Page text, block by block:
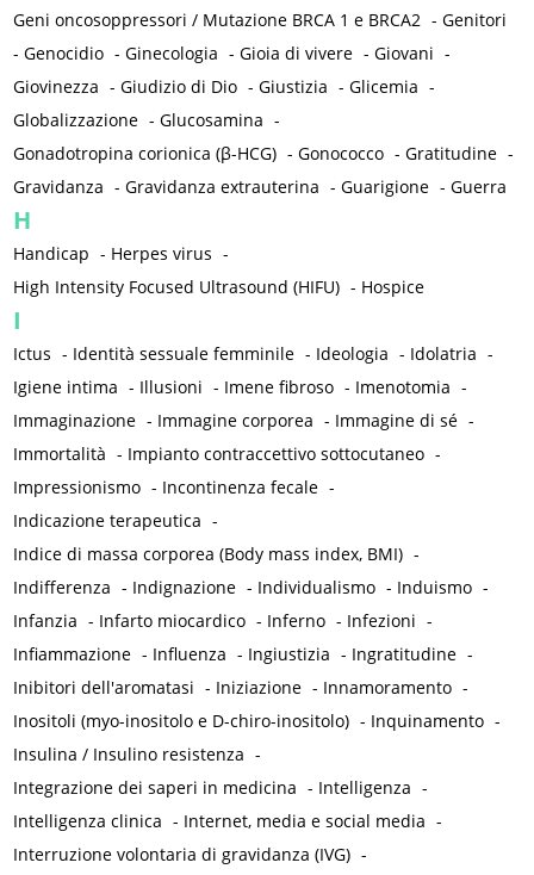
Geni oncosoppressori / Mutazione BRCA 1 e BRCA2 -Genitori
-Genocidio -Ginecologia -Gioia di vivere -Giovani -
Giovinezza -Giudizio di Dio -Giustizia -Glicemia -
Globalizzazione -Glucosamina -
Gonadotropina corionica (β-HCG) -Gonococco -Gratitudine -
Gravidanza -Gravidanza extrauterina -Guarigione -Guerra
H
Handicap - Herpes virus -
High Intensity Focused Ultrasound (HIFU) - Hospice
I
Ictus - Identità sessuale femminile - Ideologia - Idolatria -
Igiene intima - Illusioni - Imene fibroso - Imenotomia -
Immaginazione - Immagine corporea - Immagine di sé -
Immortalità - Impianto contraccettivo sottocutaneo -
Impressionismo - Incontinenza fecale -
Indicazione terapeutica -
Indice di massa corporea (Body mass index, BMI) -
Indifferenza - Indignazione - Individualismo - Induismo -
Infanzia - Infarto miocardico - Inferno - Infezioni -
Infiammazione - Influenza - Ingiustizia - Ingratitudine -
Inibitori dell'aromatasi - Iniziazione - Innamoramento -
Inositoli (myo-inositolo e D-chiro-inositolo) - Inquinamento -
Insulina / Insulino resistenza -
Integrazione dei saperi in medicina - Intelligenza -
Intelligenza clinica - Internet, media e social media -
Interruzione volontaria di gravidanza (IVG) -